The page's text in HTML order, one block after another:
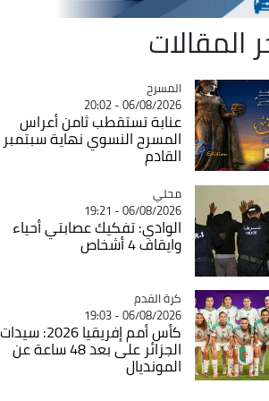
المقالات
Catégorie
المسرح
06/08/2026 - 20:02
عنابة تستقطب ثامن أعراس
المسرح النسوي نهاية سبتمبر
القادم
Catégorie
محلي
06/08/2026 - 19:21
الوادي: تفكيك عصابتي أحياء
وايقاف 4 أشخاص
Catégorie
كرة القدم
06/08/2026 - 19:03
كأس أمم إفريقيا 2026: سيدات
الجزائر على بعد 48 ساعة عن
المونديال